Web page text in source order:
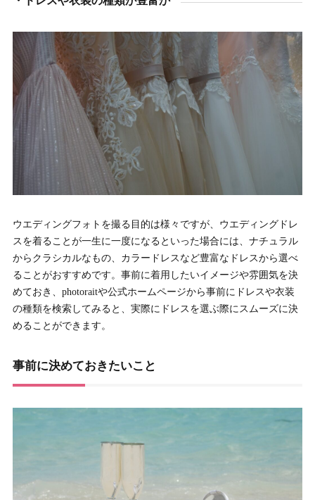
ウエディングフォトを撮る目的は様々ですが、ウエディングドレ
スを着ることが一生に一度になるといった場合には、ナチュラル
からクラシカルなもの、カラードレスなど豊富なドレスから選べ
ることがおすすめです。事前に着用したいイメージや雰囲気を決
めておき、photoraitや公式ホームページから事前にドレスや衣装
の種類を検索してみると、実際にドレスを選ぶ際にスムーズに決
めることができます。
事前に決めておきたいこと